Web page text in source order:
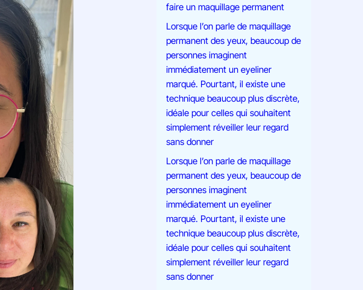
faire un maquillage permanent
Lorsque l’on parle de maquillage
permanent des yeux, beaucoup de
personnes imaginent
immédiatement un eyeliner
marqué. Pourtant, il existe une
technique beaucoup plus discrète,
idéale pour celles qui souhaitent
simplement réveiller leur regard
sans donner
Lorsque l’on parle de maquillage
permanent des yeux, beaucoup de
personnes imaginent
immédiatement un eyeliner
marqué. Pourtant, il existe une
technique beaucoup plus discrète,
idéale pour celles qui souhaitent
simplement réveiller leur regard
sans donner